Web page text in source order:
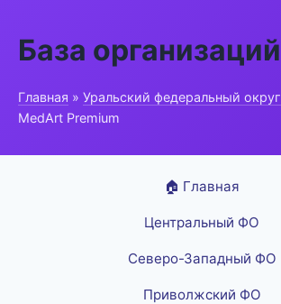
База организаций
Главная » Уральский федеральный округ
MedArt Premium
🏠 Главная
Центральный ФО
Северо-Западный ФО
Приволжский ФО